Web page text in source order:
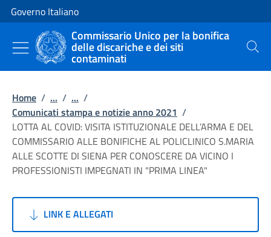
Vai al contenuto
Vai alla navigazione del sito
Governo Italiano
Commissario Unico per la bonifica
delle discariche e dei siti
contaminati Cerca
Home / ... / ... /
Comunicati stampa e notizie anno 2021 /
LOTTA AL COVID: VISITA ISTITUZIONALE DELL’ARMA E DEL
COMMISSARIO ALLE BONIFICHE AL POLICLINICO S.MARIA
ALLE SCOTTE DI SIENA PER CONOSCERE DA VICINO I
PROFESSIONISTI IMPEGNATI IN "PRIMA LINEA"
LINK E ALLEGATI